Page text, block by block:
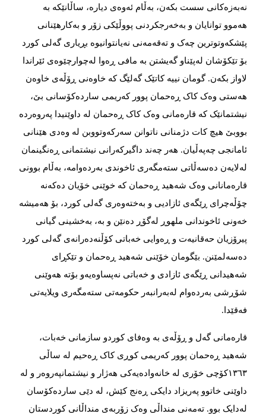
نەبەزەكانی سست بكەن، بەڵام ئەوەی دیارە، ساڵانێکە بە
هەموو توانایان و بەخەرجكردنی پووڵێكی زۆر و بەكارهێنانی
پێشكەوتوترین چەک و تەقەمەنی نەیانتوانیوە بڕیاری گەلی كورد
بۆ تێكۆشان لەپێناو گەیشتن بە مافی ڕەوا لەچوارچێوەی ئێراندا
لاواز بكەن. گومان نییە كاتێک گەلێگ كە خاوەنی ڕۆڵەی خاوەن
هەستی وەک كاک ڕەحمان پوور كەریمی ساردەكۆسانی بێ‌،
نیشتمانێک كە قارەمانی وەک كاک ڕەحمان لە داوێنیدا پەروەردە
بووبێ‌ هیچ كات دژمنانی ناتوانن سەركەوتووبن لە وەدی هێنانی
ئامانجی چەپەڵیان. هەر چەند داگیركەرانی نیشتمانی ڕەنگینمان
لەلایەن دەسەڵاتی ستەمگەری ئاخوندی بەردەوامە، بەڵام بوونی
قارەمانانی وەک شەهید ڕەحمان كە خوێنی خۆیان دەكەنە
چۆڵەچرای ڕێگەی ئازادیی و بەختەوەری گەلی كورد، بۆ هەمیشە
خەونی ئاخوندانی ملهوڕ لەگۆڕ دەنێن و بە، بەخشینی گیانی
پیرۆزیان حەقانیەت و ڕەوایی خەباتی كۆڵنەدەرانەی گەلی كورد
دەسەلمێنن. بێگومان خۆێنی شەهید ڕەحمان و تێكڕای
شەهیدانی ڕێگەی ئازادی و خەباتی نەپساوەیەو بۆتە هەوێنی
شۆڕشی بەردەوام لەبەرانبەر حكومەتی ستەمگەری ویلایەتی
فەقێدا.
قارەمانی گەل و ڕۆڵەی بە وەفای كوردو سازمانی خەبات،
شەهید ڕەحمان پوور كەریمی كوڕی كاک ڕەحیم لە ساڵی
١٣٦٣كۆچی خۆری لە خانەوادەیەكی هەژار و نیشتمانپەروەر و لە
داوێنی خاتوو پەریزاد دایكی ڕەنج كێش، لە دێی ساردەكۆسان
لەدایک بوو. تەمەنی منداڵی وەک زۆربەی منداڵانی كوردستان